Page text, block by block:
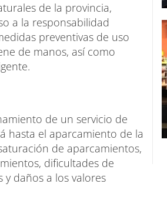
de la provincia,
a la responsabilidad
preventivas de uso
de manos, así como
de un servicio de
hasta el aparcamiento de la
de aparcamientos,
dificultades de
y daños a los valores